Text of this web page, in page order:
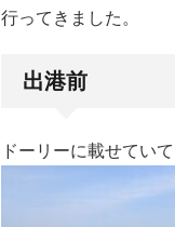
行ってきました。
出港前
ドーリーに載せてい